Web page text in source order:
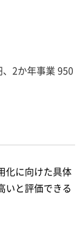
2か年事業 950
化に向けた具体
いと評価できる